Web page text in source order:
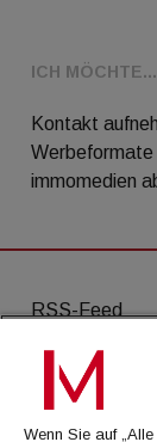
ICH MÖCHTE...
Kontakt
Werbeformate
immomedien
RSS-Feed
AGB
Datenschutz
Wenn Sie auf